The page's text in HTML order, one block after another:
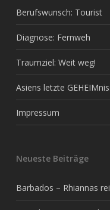
Berufswunsch: Tourist
Diagnose: Fernweh
Traumziel: Weit weg!
Asiens letzte
Impressum
Neueste Beiträge
Barbados – Rhiannas